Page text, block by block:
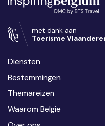
met dank aan
Toerisme
Diensten
Bestemmingen
Themareizen
Waarom België